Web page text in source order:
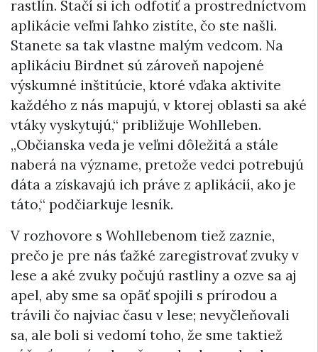
rastlín. Stačí si ich odfotiť a prostredníctvom
aplikácie veľmi ľahko zistíte, čo ste našli.
Stanete sa tak vlastne malým vedcom. Na
aplikáciu Birdnet sú zároveň napojené
výskumné inštitúcie, ktoré vďaka aktivite
každého z nás mapujú, v ktorej oblasti sa aké
vtáky vyskytujú,“ približuje Wohlleben.
„Občianska veda je veľmi dôležitá a stále
naberá na význame, pretože vedci potrebujú
dáta a získavajú ich práve z aplikácií, ako je
táto,“ podčiarkuje lesník.
V rozhovore s Wohllebenom tiež zaznie,
prečo je pre nás ťažké zaregistrovať zvuky v
lese a aké zvuky počujú rastliny a ozve sa aj
apel, aby sme sa opäť spojili s prírodou a
trávili čo najviac času v lese; nevyčleňovali
sa, ale boli si vedomí toho, že sme taktiež